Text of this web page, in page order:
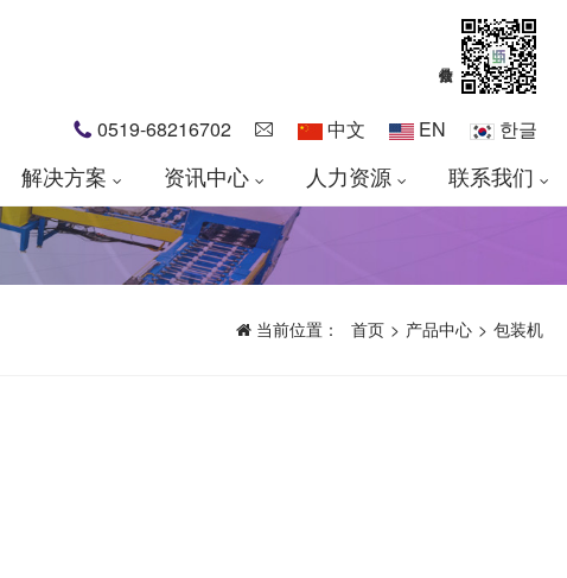
0519-68216702 中文 EN 한글
解决方案 资讯中心 人力资源 联系我们
当前位置： 首页 > 产品中心 > 包装机